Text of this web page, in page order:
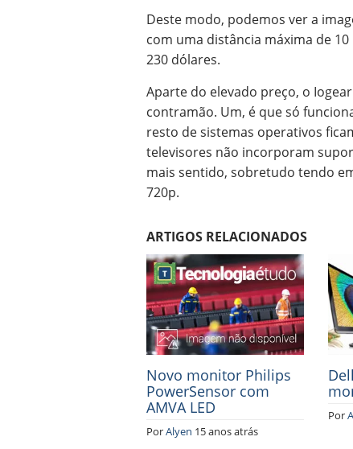
Deste modo, podemos ver a
com uma distância máxima de
230 dólares.
Aparte do elevado preço, o
contramão. Um, é que só
resto de sistemas operativos
televisores não incorporam
mais sentido, sobretudo tendo
720p.
ARTIGOS RELACIONADOS
Novo monitor Philips
PowerSensor com
AMVA LED
PorAlyen 15 anos atrás
Por